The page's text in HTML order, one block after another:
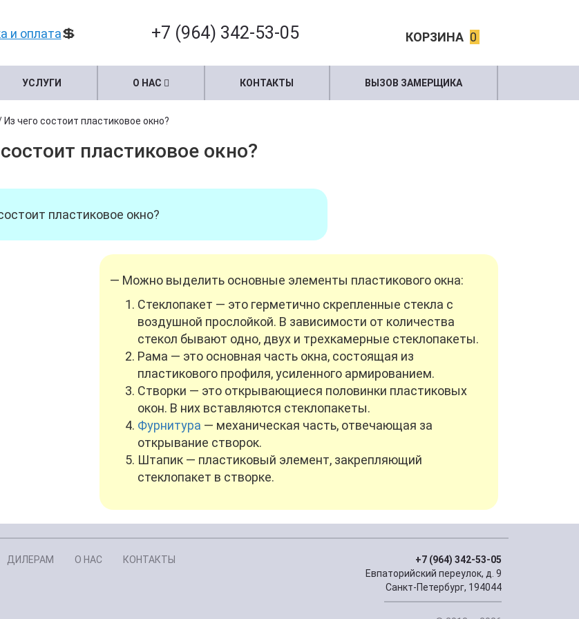
и оплата💲 +7 (964) 342-53-05 КОРЗИНА 0
УСЛУГИ О НАС КОНТАКТЫ ВЫЗОВ ЗАМЕРЩИКА
Из чего состоит пластиковое окно?
пластиковое окно?
пластиковое окно?
— Можно выделить основные элементы пластикового окна:
Стеклопакет — это герметично скрепленные стекла с
воздушной прослойкой. В зависимости от количества
стекол бывают одно, двух и трехкамерные стеклопакеты.
Рама — это основная часть окна, состоящая из
пластикового профиля, усиленного армированием.
Створки — это открывающиеся половинки пластиковых
окон. В них вставляются стеклопакеты.
Фурнитура — механическая часть, отвечающая за
открывание створок.
Штапик — пластиковый элемент, закрепляющий
стеклопакет в створке.
ДИЛЕРАМ О НАС КОНТАКТЫ
+7 (964) 342-53-05
Евпаторийский переулок, д. 9
Санкт-Петербург, 194044